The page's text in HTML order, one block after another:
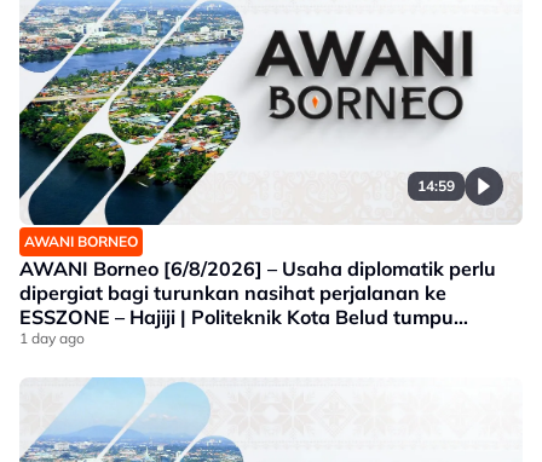
14:59
AWANI BORNEO
AWANI Borneo [6/8/2026] – Usaha diplomatik perlu
dipergiat bagi turunkan nasihat perjalanan ke
ESSZONE – Hajiji | Politeknik Kota Belud tumpu
bidang selaras keperluan industri Sabah |
produk tempatan
1 day ago